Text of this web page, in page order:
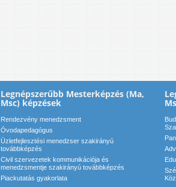
Legnépszerűbb Mesterképzés (Ma,
Msc) képzések
Rendezvény menedzsment
Óvodapedagógus
Üzletfejlesztési menedzser szakirányú
továbbképzés
Civil szervezetek kommunikációja és
menedzsmentje szakirányú továbbképzés
Piackutatás gyakorlata